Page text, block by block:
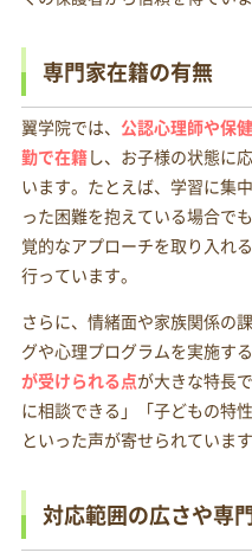
専門家在籍の有無
翼学院では、 公認心理師や保
勤で在籍し、お子様の状態に
います。たとえば、学習に集
った困難を抱えている場合で
覚的なアプローチを取り入れ
行っています。
さらに、情緒面や家族関係の
グや心理プログラムを実施する
が受けられる点が大きな特長
に相談できる」「子どもの特
といった声が寄せられています
対応範囲の広さや専